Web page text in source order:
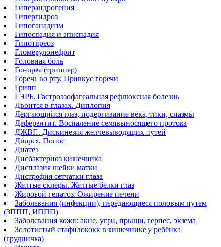
Гиперандрогения
Гипергидроз
Гипогонадизм
Гипоспадия и эписпадия
Гипотиреоз
Гломерулонефрит
Головная боль
Гонорея (триппер)
Горечь во рту. Привкус горечи
Грипп
ГЭРБ. Гастроэзофагеальная рефлюксная болезнь
Двоится в глазах. Диплопия
Дергающийся глаз, подергивание века, тики, спазмы
Деферентит. Воспаление семявыносящего протока
ДЖВП. Дискинезия желчевыводящих путей
Диарея. Понос
Диатез
Дисбактериоз кишечника
Дисплазия шейки матки
Дистрофия сетчатки глаза
Желтые склеры. Желтые белки глаз
Жировой гепатоз. Ожирение печени
Заболевания (инфекции), передающиеся половым путем
(ЗППП, ИППП)
Заболевания кожи: акне, угри, прыщи, герпес, экзема
Золотистый стафилококк в кишечнике у ребёнка
(грудничка)